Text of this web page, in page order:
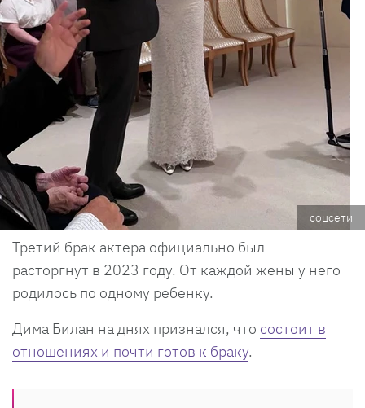
соцсети
Третий брак актера официально был
расторгнут в 2023 году. От каждой жены у него
родилось по одному ребенку.
Дима Билан на днях признался, что состоит в
отношениях и почти готов к браку.